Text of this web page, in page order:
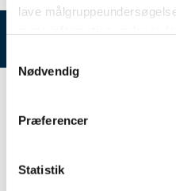
lave
tilbage eller ændre
"Cookiedeklaration", eller
Indsamle præcise
Nødvendig
Præferencer
Statistik
Blåvandshuk Fyr